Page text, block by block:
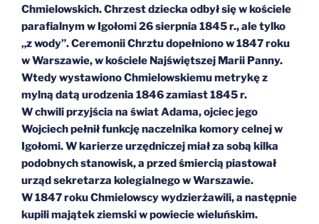
Chmielowskich. Chrzest dziecka odbył się w kościele
parafialnym w Igołomi 26 sierpnia 1845 r., ale tylko
„z wody”. Ceremonii Chrztu dopełniono w 1847 roku
w Warszawie, w kościele Najświętszej Marii Panny.
Wtedy wystawiono Chmielowskiemu metrykę z
mylną datą urodzenia 1846 zamiast 1845 r.
W chwili przyjścia na świat Adama, ojciec jego
Wojciech pełnił funkcję naczelnika komory celnej w
Igołomi. W karierze urzędniczej miał za sobą kilka
podobnych stanowisk, a przed śmiercią piastował
urząd sekretarza kolegialnego w Warszawie.
W 1847 roku Chmielowscy wydzierżawili, a następnie
kupili majątek ziemski w powiecie wieluńskim.